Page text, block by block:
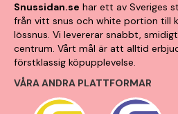
Snussidan.se har ett av Sveriges
från vitt snus och white portion till
lössnus. Vi levererar snabbt,
centrum. Vårt mål är att alltid
förstklassig köpupplevelse.
VÅRA ANDRA PLATTFORMAR